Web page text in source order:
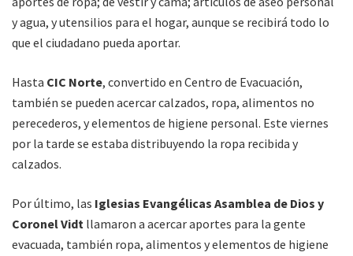
y agua, y utensilios para el hogar, aunque se recibirá todo lo
que el ciudadano pueda aportar.
Hasta CIC Norte, convertido en Centro de Evacuación,
también se pueden acercar calzados, ropa, alimentos no
perecederos, y elementos de higiene personal. Este viernes
por la tarde se estaba distribuyendo la ropa recibida y
calzados.
Por último, las Iglesias Evangélicas Asamblea de Dios y
Coronel Vidt llamaron a acercar aportes para la gente
evacuada, también ropa, alimentos y elementos de higiene